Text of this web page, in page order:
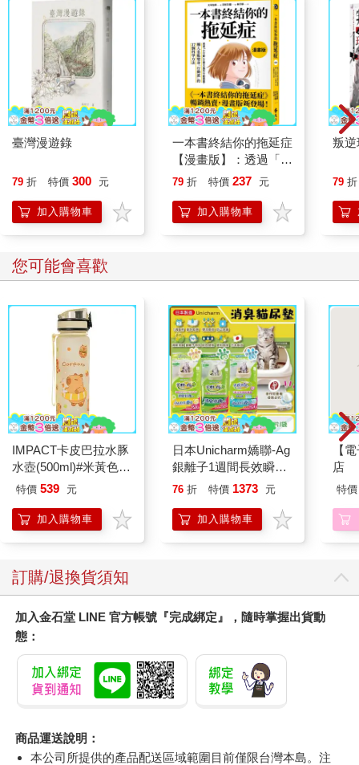
臺灣漫遊錄
79 折 特價 300 元
加入購物車
一本書終結你的拖延症
【漫畫版】：透過「小
行動」打開大腦的行動
「行動派」的37個科
學方法
79 折 特價 237 元
加入購物車
叛逆
79 折
您可能會喜歡
IMPACT卡皮巴拉水豚
水壺(500ml)#米黃色
IM00B18YL
特價 539 元
加入購物車
日本Unicharm嬌聯-Ag
銀離子1週間長效瞬吸
乾爽寵物消臭大師貓尿
防滲漏貓尿布/可觀察
尿色貓潔墊補充包/本
76 折 特價 1373 元
加入購物車
【
店
特價
訂購/退換貨須知
加入金石堂 LINE 官方帳號『完成綁定』，隨時掌握出貨動
態：
商品運送說明：
本公司所提供的產品配送區域範圍目前僅限台灣本島。注